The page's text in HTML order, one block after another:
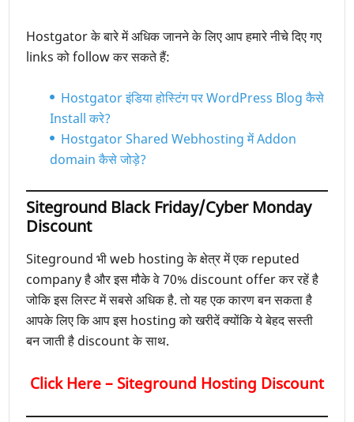
Hostgator के बारे में अधिक जानने के लिए आप हमारे नीचे दिए गए
links को follow कर सकते हैं:
Hostgator इंडिया होस्टिंग पर WordPress Blog कैसे
Install करे?
Hostgator Shared Webhosting में Addon
domain कैसे जोड़े?
Siteground Black Friday/Cyber Monday
Discount
Siteground भी web hosting के क्षेत्र में एक reputed
company है और इस मौके वे 70% discount offer कर रहें है
जोकि इस लिस्ट में सबसे अधिक है. तो यह एक कारण बन सकता है
आपके लिए कि आप इस hosting को खरीदें क्योंकि ये बेहद सस्ती
बन जाती है discount के साथ.
Click Here – Siteground Hosting Discount